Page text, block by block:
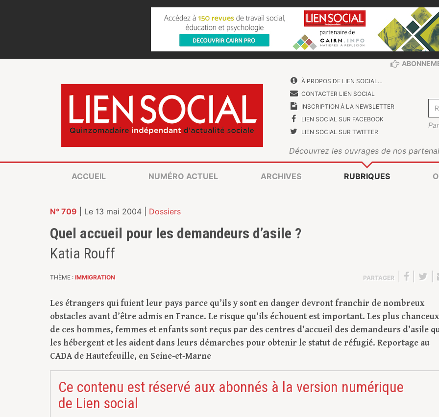
À PROPOS DE LIEN SOCIAL…
CONTACTER LIEN SOCIAL
INSCRIPTION À LA NEWSLETTER
LIEN SOCIAL SUR FACEBOOK
LIEN SOCIAL SUR TWITTER
Découvrez les ouvrages de nos
ACCUEIL NUMÉRO ACTUEL ARCHIVES RUBRIQUES
N° 709 | Le 13 mai 2004 | Dossiers
Quel accueil pour les demandeurs d’asile ?
Katia Rouff
THÈME : IMMIGRATION PARTAGER
Les étrangers qui fuient leur pays parce qu’ils y sont en danger devront franchir de nombreux
obstacles avant d’être admis en France. Le risque qu’ils échouent est important. Les plus chanceux
de ces hommes, femmes et enfants sont reçus par des centres d’accueil des demandeurs d’asile
les hébergent et les aident dans leurs démarches pour obtenir le statut de réfugié. Reportage au
CADA de Hautefeuille, en Seine-et-Marne
Ce contenu est réservé aux abonnés à la version numérique
de Lien social